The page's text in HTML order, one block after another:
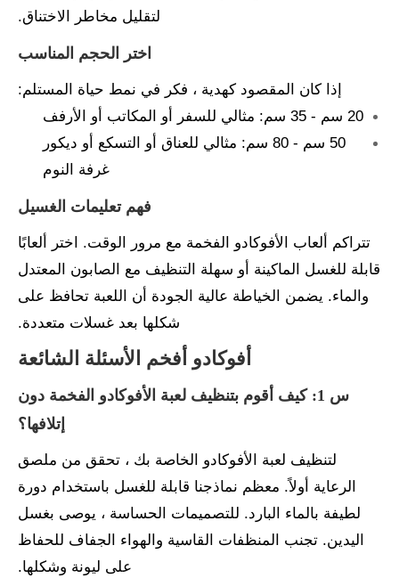
لتقليل مخاطر الاختناق.
اختر الحجم المناسب
إذا كان المقصود كهدية ، فكر في نمط حياة المستلم:
20 سم - 35 سم: مثالي للسفر أو المكاتب أو الأرفف
50 سم - 80 سم: مثالي للعناق أو التسكع أو ديكور
غرفة النوم
فهم تعليمات الغسيل
تتراكم ألعاب الأفوكادو الفخمة مع مرور الوقت. اختر ألعابًا
قابلة للغسل الماكينة أو سهلة التنظيف مع الصابون المعتدل
والماء. يضمن الخياطة عالية الجودة أن اللعبة تحافظ على
شكلها بعد غسلات متعددة.
أفوكادو أفخم الأسئلة الشائعة
س 1: كيف أقوم بتنظيف لعبة الأفوكادو الفخمة دون
إتلافها؟
لتنظيف لعبة الأفوكادو الخاصة بك ، تحقق من ملصق
الرعاية أولاً. معظم نماذجنا قابلة للغسل باستخدام دورة
لطيفة بالماء البارد. للتصميمات الحساسة ، يوصى بغسل
اليدين. تجنب المنظفات القاسية والهواء الجفاف للحفاظ
على ليونة وشكلها.